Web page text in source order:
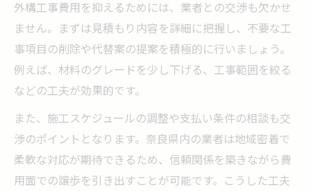
外構工事費用を抑えるためには、業者との交渉も欠かせ
ません。まずは見積もり内容を詳細に把握し、不要な工
事項目の削除や代替案の提案を積極的に行いましょう。
例えば、材料のグレードを少し下げる、工事範囲を絞る
などの工夫が効果的です。
また、施工スケジュールの調整や支払い条件の相談も交
渉のポイントとなります。奈良県内の業者は地域密着で
柔軟な対応が期待できるため、信頼関係を築きながら費
用面での譲歩を引き出すことが可能です。こうした工夫